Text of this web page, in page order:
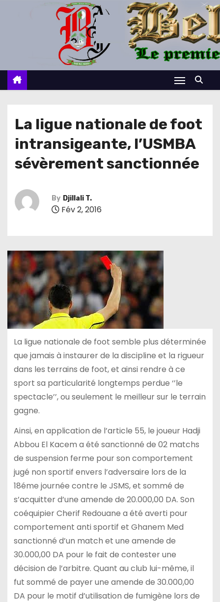
c
La ligue nationale de foot
intransigeante, l’USMBA
sévèrement sanctionnée
By Djillali T.
Fév 2, 2016
La ligue nationale de foot semble plus déterminée
que jamais à instaurer de la discipline et la rigueur
dans les terrains de foot, et ainsi rendre à ce
sport sa particularité longtemps perdue ‘’le
spectacle’’, ou seulement le meilleur sur le terrain
gagne.
Ainsi, en application de l’article 55, le joueur Hadji
Abbou El Kacem a été sanctionné de 02 matchs
de suspension ferme pour son comportement
jugé non sportif envers l’adversaire lors de la
18éme journée contre le JSMS, et sommé de
s’acquitter d’une amende de 20.000,00 DA. Son
coéquipier Cherif Redouane a été averti pour
comportement anti sportif et Ghanem Med
sanctionné d’un match et une amende de
30.000,00 DA pour le fait de contester une
décision de l’arbitre. Quant au club lui-même, il
fut sommé de payer une amende de 30.000,00
DA pour le motif d’utilisation de fumigène lors de